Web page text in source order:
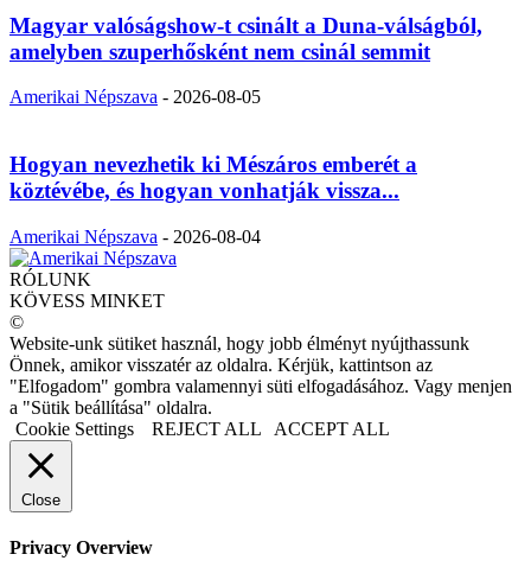
Magyar valóságshow-t csinált a Duna-válságból,
amelyben szuperhősként nem csinál semmit
Amerikai Népszava - 2026-08-05
Hogyan nevezhetik ki Mészáros emberét a
köztévébe, és hogyan vonhatják vissza...
Amerikai Népszava - 2026-08-04
RÓLUNK
KÖVESS MINKET
©
Website-unk sütiket használ, hogy jobb élményt nyújthassunk
Önnek, amikor visszatér az oldalra. Kérjük, kattintson az
"Elfogadom" gombra valamennyi süti elfogadásához. Vagy menjen
a "Sütik beállítása" oldalra.
Cookie Settings
REJECT ALL ACCEPT ALL
Close
Privacy Overview